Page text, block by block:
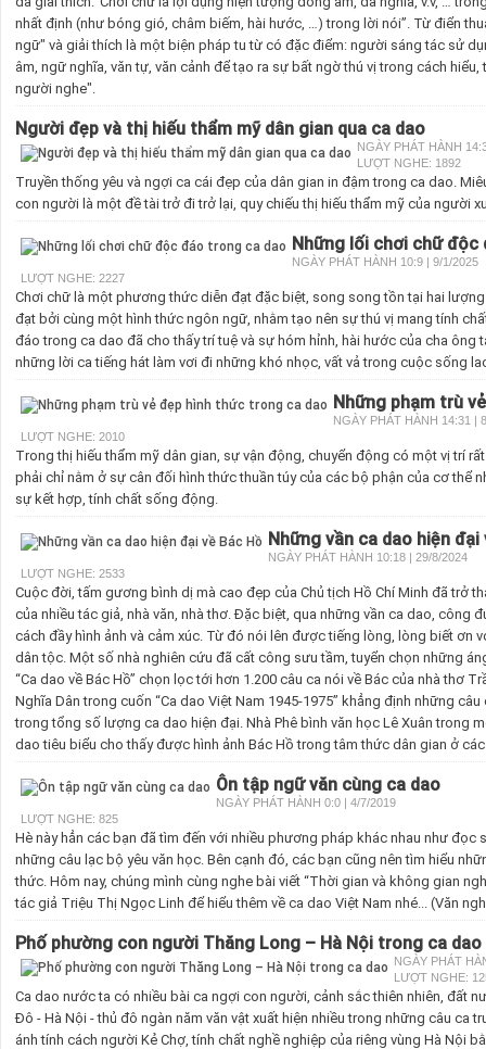
nhất định (như bóng gió, châm biếm, hài hước, …) trong lời nói”. Từ điển
ngữ" và giải thích là một biện pháp tu từ có đặc điểm: người sáng tác sử
âm, ngữ nghĩa, văn tự, văn cảnh để tạo ra sự bất ngờ thú vị trong cách
người nghe".
Người đẹp và thị hiếu thẩm mỹ dân gian qua ca dao
NGÀY PHÁT HÀNH
LƯỢT NGHE: 1892
Truyền thống yêu và ngợi ca cái đẹp của dân gian in đậm trong ca dao.
con người là một đề tài trở đi trở lại, quy chiếu thị hiếu thẩm mỹ của người
Những lối chơi chữ
NGÀY PHÁT HÀNH 10:9 | 9/1/2025
LƯỢT NGHE: 2227
Chơi chữ là một phương thức diễn đạt đặc biệt, song song tồn tại hai
đạt bởi cùng một hình thức ngôn ngữ, nhằm tạo nên sự thú vị mang tính
đáo trong ca dao đã cho thấy trí tuệ và sự hóm hỉnh, hài hước của cha
những lời ca tiếng hát làm vơi đi những khó nhọc, vất vả trong cuộc sống
Những phạm trù
NGÀY PHÁT HÀNH 14:31 |
LƯỢT NGHE: 2010
Trong thị hiếu thẩm mỹ dân gian, sự vận động, chuyển động có một vị trí
phải chỉ nằm ở sự cân đối hình thức thuần túy của các bộ phận của cơ thể
sự kết hợp, tính chất sống động.
Những vần ca dao hiện đại
NGÀY PHÁT HÀNH 10:18 | 29/8/2024
LƯỢT NGHE: 2533
Cuộc đời, tấm gương bình dị mà cao đẹp của Chủ tịch Hồ Chí Minh đã trở
của nhiều tác giả, nhà văn, nhà thơ. Đặc biệt, qua những vần ca dao, công
cách đầy hình ảnh và cảm xúc. Từ đó nói lên được tiếng lòng, lòng biết ơn
dân tộc. Một số nhà nghiên cứu đã cất công sưu tầm, tuyển chọn những
“Ca dao về Bác Hồ” chọn lọc tới hơn 1.200 câu ca nói về Bác của nhà thơ
Nghĩa Dân trong cuốn “Ca dao Việt Nam 1945-1975” khẳng định những
trong tổng số lượng ca dao hiện đại. Nhà Phê bình văn học Lê Xuân trong
dao tiêu biểu cho thấy được hình ảnh Bác Hồ trong tâm thức dân gian ở
Ôn tập ngữ văn cùng ca dao
NGÀY PHÁT HÀNH 0:0 | 4/7/2019
LƯỢT NGHE: 825
Hè này hẳn các bạn đã tìm đến với nhiều phương pháp khác nhau như đọc
những câu lạc bộ yêu văn học. Bên cạnh đó, các bạn cũng nên tìm hiểu
thức. Hôm nay, chúng mình cùng nghe bài viết “Thời gian và không gian
tác giả Triệu Thị Ngọc Linh để hiểu thêm về ca dao Việt Nam nhé... (Văn
Phố phường con người Thăng Long – Hà Nội trong ca dao
NGÀY PHÁT
LƯỢT NGHE:
Ca dao nước ta có nhiều bài ca ngợi con người, cảnh sắc thiên nhiên, đất
Đô - Hà Nội - thủ đô ngàn năm văn vật xuất hiện nhiều trong những câu ca
ánh tính cách người Kẻ Chợ, tính chất nghề nghiệp của riêng vùng Hà Nội